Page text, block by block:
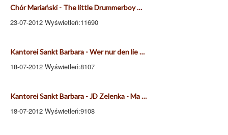
Chór Mariański - The little Drummerboy …
23-07-2012 Wyświetleń:11690
Kantorei Sankt Barbara - Wer nur den lie …
18-07-2012 Wyświetleń:8107
Kantorei Sankt Barbara - JD Zelenka - Ma …
18-07-2012 Wyświetleń:9108